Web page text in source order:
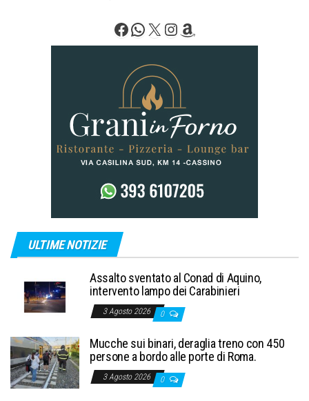
Facebook
WhatsApp
X Instagram
Amazon
ULTIME NOTIZIE
Assalto sventato al Conad di Aquino,
intervento lampo dei Carabinieri
3 Agosto 2026 0
Mucche sui binari, deraglia treno con 450
persone a bordo alle porte di Roma.
3 Agosto 2026 0